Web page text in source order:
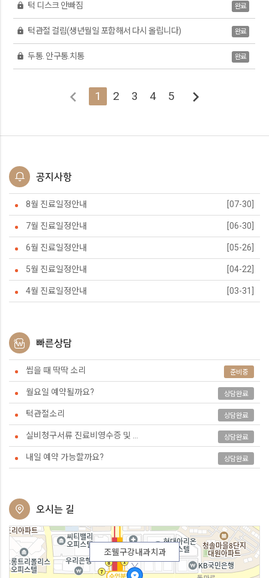
lock 턱 디스크 안빠짐 완료
lock 턱관절 걸림(생년월일 포함해서 다시 올립니다) 완료
lock 두통. 안구통.치통 완료
chevron_left 1 2 3 4 5 chevron_right
공지사항
8월 진료일정안내 [07-30]
7월 진료일정안내 [06-30]
6월 진료일정안내 [05-26]
5월 진료일정안내 [04-22]
4월 진료일정안내 [03-31]
빠른상담
씹을 때 딱딱 소리 준비중
월요일 예약될까요? 상담완료
턱관절소리 상담완료
실비청구서류 진료비영수증 및 ... 상담완료
내일 예약 가능할까요? 상담완료
오시는 길
조웰구강내과치과